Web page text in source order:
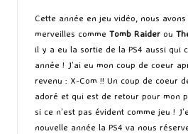
Cette année en jeu vidéo, nous
merveilles comme Tomb Raider ou
il y a eu la sortie de la PS4 aussi qui
année ! J’ai eu mon coup de coeur
revenu : X-Com !! Un coup de coeur
adoré et qui est de retour pour mon
si ce n’est pas évident comme jeu !
nouvelle année la PS4 va nous